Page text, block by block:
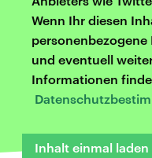
Wenn Ihr diesen
personenbezogene
und eventuell
Informationen
Inhalt einmal laden